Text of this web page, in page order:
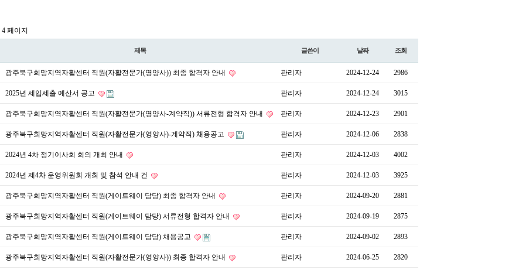
4 페이지
제목 글쓴이 날짜 조회
광주북구희망지역자활센터 직원(자활전문가(영양사)) 최종 합격자 안내 관리자 2024-12-24 2986
2025년 세입세출 예산서 공고 관리자 2024-12-24 3015
광주북구희망지역자활센터 직원(자활전문가(영양사-계약직)) 서류전형 합격자 안내 관리자 2024-12-23 2901
광주북구희망지역자활센터 직원(자활전문가(영양사)-계약직) 채용공고 관리자 2024-12-06 2838
2024년 4차 정기이사회 회의 개최 안내 관리자 2024-12-03 4002
2024년 제4차 운영위원회 개최 및 참석 안내 건 관리자 2024-12-03 3925
광주북구희망지역자활센터 직원(게이트웨이 담당) 최종 합격자 안내 관리자 2024-09-20 2881
광주북구희망지역자활센터 직원(게이트웨이 담당) 서류전형 합격자 안내 관리자 2024-09-19 2875
광주북구희망지역자활센터 직원(게이트웨이 담당) 채용공고 관리자 2024-09-02 2893
광주북구희망지역자활센터 직원(자활전문가(영양사)) 최종 합격자 안내 관리자 2024-06-25 2820